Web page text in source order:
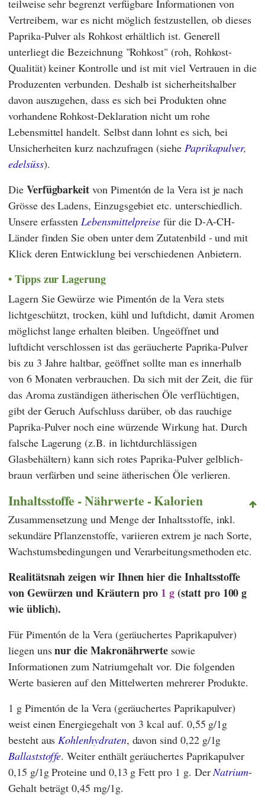
teilweise sehr begrenzt verfügbare Informationen von
Vertreibern, war es nicht möglich festzustellen, ob dieses
Paprika-Pulver als Rohkost erhältlich ist. Generell
unterliegt die Bezeichnung "Rohkost" (roh, Rohkost-
Qualität) keiner Kontrolle und ist mit viel Vertrauen in die
Produzenten verbunden. Deshalb ist sicherheitshalber
davon auszugehen, dass es sich bei Produkten ohne
vorhandene Rohkost-Deklaration nicht um rohe
Lebensmittel handelt. Selbst dann lohnt es sich, bei
Unsicherheiten kurz nachzufragen (siehe Paprikapulver,
edelsüss).
Die Verfügbarkeit von Pimentón de la Vera ist je nach
Grösse des Ladens, Einzugsgebiet etc. unterschiedlich.
Unsere erfasstenLebensmittelpreise für die D-A-CH-
Länder finden Sie oben unter dem Zutatenbild - und mit
Klick deren Entwicklung bei verschiedenen Anbietern.
Tipps zur Lagerung
Lagern Sie Gewürze wie Pimentón de la Vera stets
lichtgeschützt, trocken, kühl und luftdicht, damit Aromen
möglichst lange erhalten bleiben. Ungeöffnet und
luftdicht verschlossen ist das geräucherte Paprika-Pulver
bis zu 3 Jahre haltbar, geöffnet sollte man es innerhalb
von 6 Monaten verbrauchen. Da sich mit der Zeit, die für
das Aroma zuständigen ätherischen Öle verflüchtigen,
gibt der Geruch Aufschluss darüber, ob das rauchige
Paprika-Pulver noch eine würzende Wirkung hat. Durch
falsche Lagerung (z.B. in lichtdurchlässigen
Glasbehältern) kann sich rotes Paprika-Pulver gelblich-
braun verfärben und seine ätherischen Öle verlieren.
Inhaltsstoffe - Nährwerte - Kalorien
Zusammensetzung und Menge der Inhaltsstoffe, inkl.
sekundäre Pflanzenstoffe, variieren extrem je nach Sorte,
Wachstumsbedingungen und Verarbeitungsmethoden etc.
Realitätsnah zeigen wir Ihnen hier die Inhaltsstoffe
von Gewürzen und Kräutern pro 1 g(statt pro 100 g
wie üblich).
Für Pimentón de la Vera (geräuchertes Paprikapulver)
liegen unsnur die Makronährwerte sowie
Informationen zum Natriumgehalt vor. Die folgenden
Werte basieren auf den Mittelwerten mehrerer Produkte.
1 g Pimentón de la Vera (geräuchertes Paprikapulver)
weist einen Energiegehalt von 3 kcal auf. 0,55 g/1g
besteht ausKohlenhydraten, davon sind 0,22 g/1g
Ballaststoffe. Weiter enthält geräuchertes Paprikapulver
0,15 g/1g Proteine und 0,13 g Fett pro 1 g. DerNatrium-
Gehalt beträgt 0,45 mg/1g.